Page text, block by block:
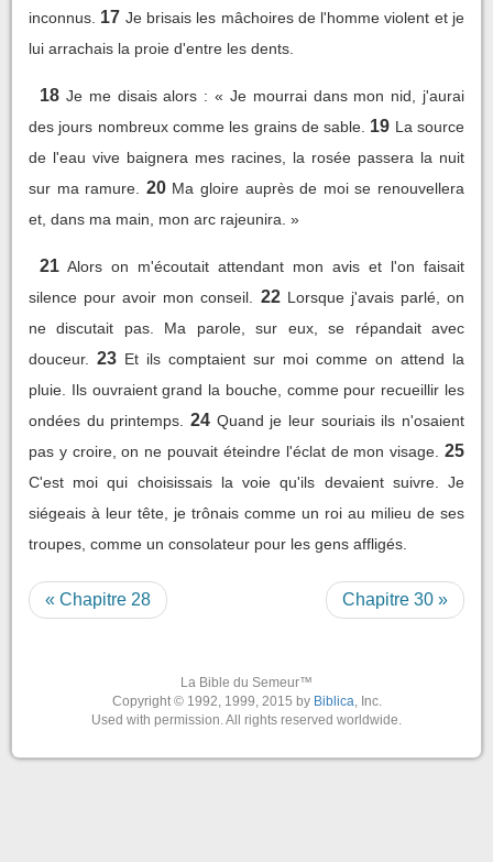
inconnus. 17 Je brisais les mâchoires de l'homme violent et je
lui arrachais la proie d'entre les dents.
18 Je me disais alors : « Je mourrai dans mon nid, j'aurai
des jours nombreux comme les grains de sable. 19 La source
de l'eau vive baignera mes racines, la rosée passera la nuit
sur ma ramure.
20 Ma gloire auprès de moi se renouvellera
et, dans ma main, mon arc rajeunira. »
21 Alors on m'écoutait attendant mon avis et l'on faisait
silence pour avoir mon conseil.
22 Lorsque j'avais parlé, on
ne discutait pas. Ma parole, sur eux, se répandait avec
douceur.
23 Et ils comptaient sur moi comme on attend la
pluie. Ils ouvraient grand la bouche, comme pour recueillir les
ondées du printemps.
24 Quand je leur souriais ils n'osaient
pas y croire, on ne pouvait éteindre l'éclat de mon visage. 25
C'est moi qui choisissais la voie qu'ils devaient suivre. Je
siégeais à leur tête, je trônais comme un roi au milieu de ses
troupes, comme un consolateur pour les gens affligés.
« Chapitre 28 Chapitre 30 »
La Bible du Semeur™
Copyright © 1992, 1999, 2015 by Biblica, Inc.
Used with permission. All rights reserved worldwide.